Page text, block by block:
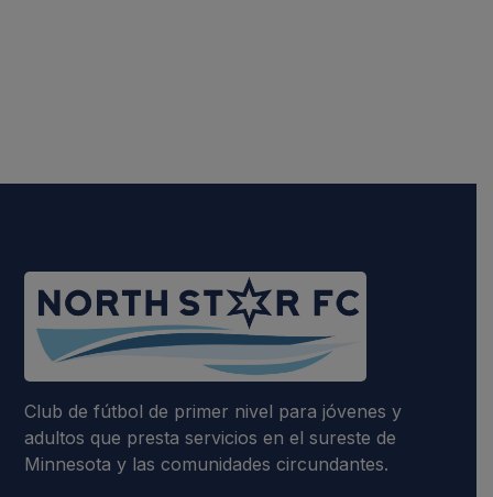
Club de fútbol de primer nivel para jóvenes y
adultos que presta servicios en el sureste de
Minnesota y las comunidades circundantes.